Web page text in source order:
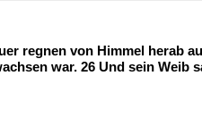
regnen von Himmel herab
war. 26 Und sein Weib